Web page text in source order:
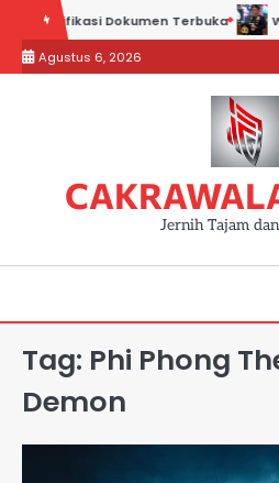
content
Dokumen Terbuka
Agustus 6, 2026
Jernih Tajam
Tag: Phi Phong
Demon